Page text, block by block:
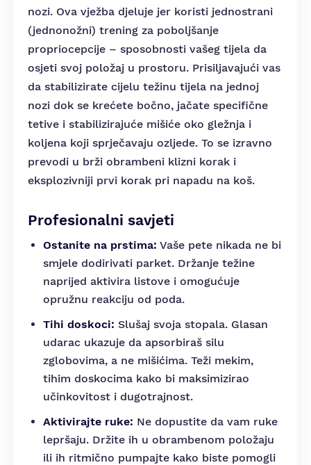
nozi. Ova vježba djeluje jer koristi jednostrani
(jednonožni) trening za poboljšanje
propriocepcije – sposobnosti vašeg tijela da
osjeti svoj položaj u prostoru. Prisiljavajući vas
da stabilizirate cijelu težinu tijela na jednoj
nozi dok se krećete bočno, jačate specifične
tetive i stabilizirajuće mišiće oko gležnja i
koljena koji sprječavaju ozljede. To se izravno
prevodi u brži obrambeni klizni korak i
eksplozivniji prvi korak pri napadu na koš.
Profesionalni savjeti
Ostanite na prstima: Vaše pete nikada ne bi
smjele dodirivati parket. Držanje težine
naprijed aktivira listove i omogućuje
opružnu reakciju od poda.
Tihi doskoci: Slušaj svoja stopala. Glasan
udarac ukazuje da apsorbiraš silu
zglobovima, a ne mišićima. Teži mekim,
tihim doskocima kako bi maksimizirao
učinkovitost i dugotrajnost.
Aktivirajte ruke: Ne dopustite da vam ruke
lepršaju. Držite ih u obrambenom položaju
ili ih ritmično pumpajte kako biste pomogli